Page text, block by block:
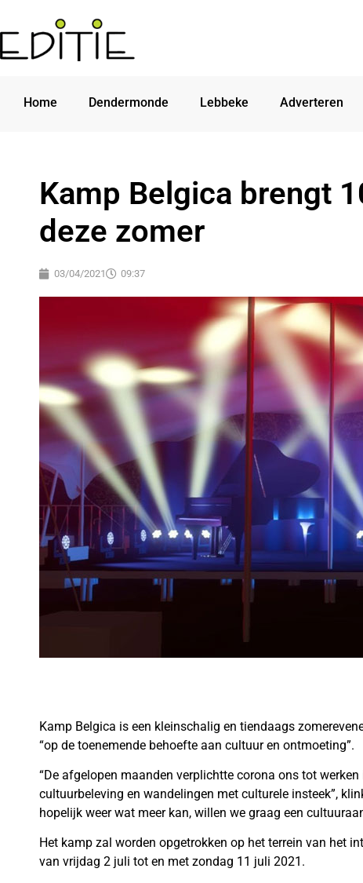
Home Dendermonde Lebbeke Adverteren
Kamp Belgica brengt
deze zomer
03/04/2021 09:37
Kamp Belgica is een kleinschalig en tiendaags
“op de toenemende behoefte aan cultuur en ontmoeting”.
“De afgelopen maanden verplichtte corona ons tot
cultuurbeleving en wandelingen met culturele insteek”,
hopelijk weer wat meer kan, willen we graag een
Het kamp zal worden opgetrokken op het terrein van het
van vrijdag 2 juli tot en met zondag 11 juli 2021.